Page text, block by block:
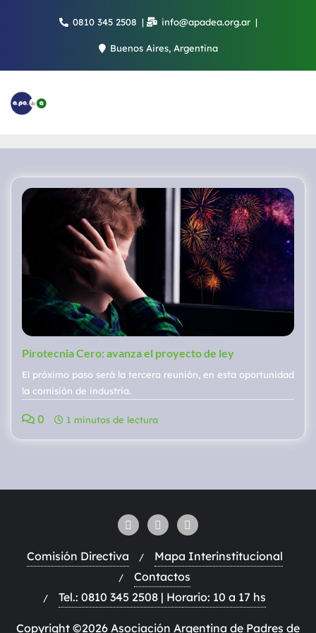
0810 345 2508 info@apadea.org.ar
Buenos Aires, Argentina
Pirotecnia Cero: avanza el proyecto de ley
El próximo paso será la tercera reunión, en esta oportunidad
la comisión de industria.
0 1 minutos de lectura
Comisión Directiva
Mapa Interinstitucional
Contactos
Tel.: 0810 345 2508 | Horario: 10 a 17 hs
Copyright ©2026 Asociación Argentina de Padres de